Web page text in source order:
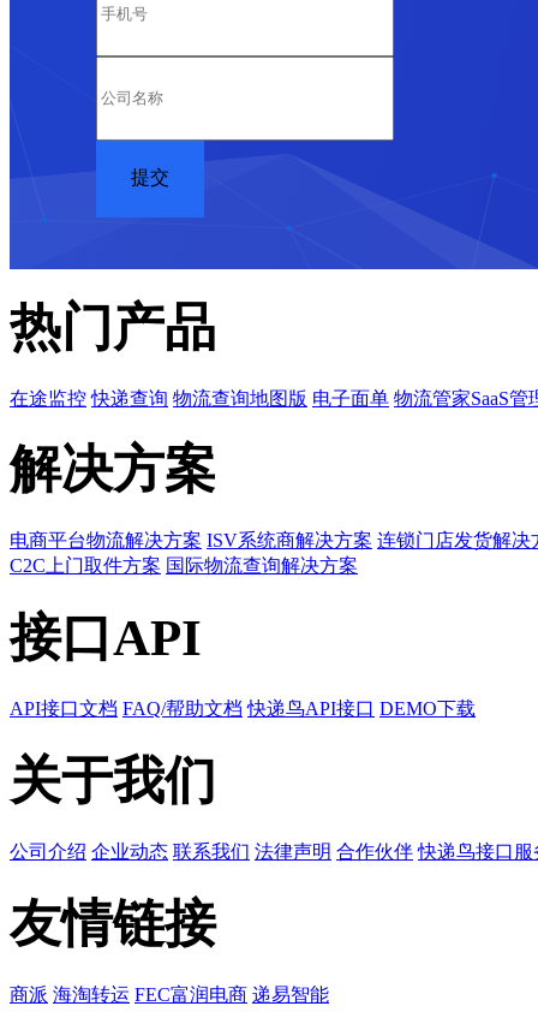
热门产品
在途监控 快递查询 物流查询地图版 电子面单 物流管家SaaS管
解决方案
电商平台物流解决方案 ISV系统商解决方案 连锁门店发货解决
C2C上门取件方案 国际物流查询解决方案
接口API
API接口文档 FAQ/帮助文档 快递鸟API接口 DEMO下载
关于我们
公司介绍 企业动态 联系我们 法律声明 合作伙伴 快递鸟接口服
友情链接
商派 海淘转运 FEC富润电商 递易智能